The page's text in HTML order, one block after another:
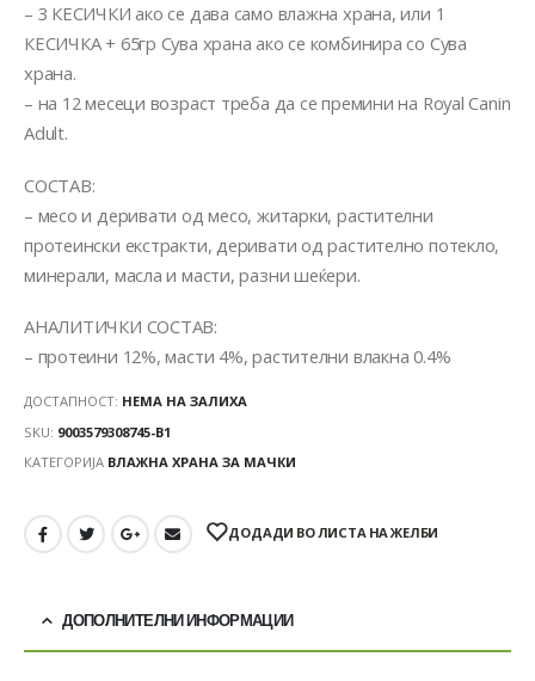
– 3 КЕСИЧКИ ако се дава само влажна храна, или 1
КЕСИЧКА + 65гр Сува храна ако се комбинира со Сува
храна.
– на 12 месеци возраст треба да се премини на Royal Canin
Adult.
СОСТАВ:
– месо и деривати од месо, житарки, растителни
протеински екстракти, деривати од растително потекло,
минерали, масла и масти, разни шеќери.
АНАЛИТИЧКИ СОСТАВ:
– протеини 12%, масти 4%, растителни влакна 0.4%
ДОСТАПНОСТ: НЕМА НА ЗАЛИХА
SKU: 9003579308745-B1
КАТЕГОРИЈА ВЛАЖНА ХРАНА ЗА МАЧКИ
ДОДАДИ ВО ЛИСТА НА ЖЕЛБИ
ДОПОЛНИТЕЛНИ ИНФОРМАЦИИ